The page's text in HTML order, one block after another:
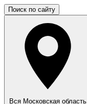
Поиск по сайту
Вся Московская область